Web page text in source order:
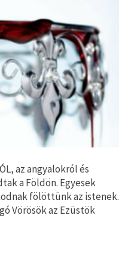
az angyalokról és
a Földön. Egyesek
fölöttünk az istenek.
Vörösök az Ezüstök